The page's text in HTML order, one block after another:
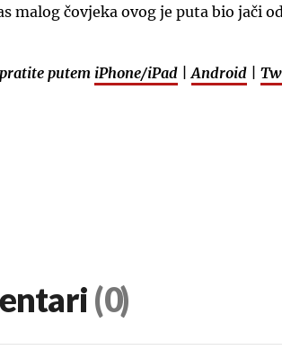
malog čovjeka ovog je puta bio jači
putem iPhone/iPad |Android
(0)